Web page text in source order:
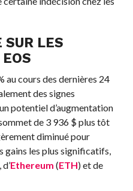
SUR LES
au cours des dernières 24
des signes
potentiel d’augmentation
de 3 936 $ plus tôt
diminué pour
gains les plus significatifs,
Ethereum (ETH) et de